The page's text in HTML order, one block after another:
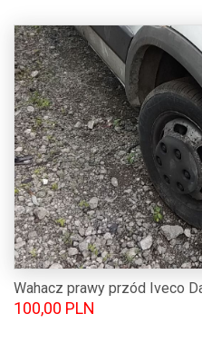
Wahacz prawy przód Iveco
100,00 PLN